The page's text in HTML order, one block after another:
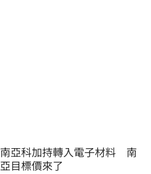
南亞科加持轉入電子材料　南
亞目標價來了